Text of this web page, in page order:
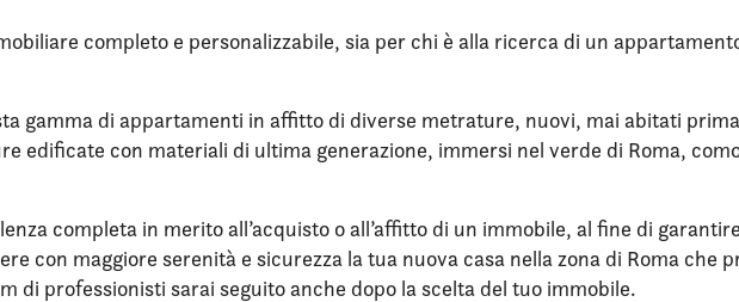
completo e personalizzabile, sia per chi è alla ricerca di un
gamma di appartamenti in affitto di diverse metrature, nuovi, mai abitati
edificate con materiali di ultima generazione, immersi nel verde di Roma,
completa in merito all’acquisto o all’affitto di un immobile, al fine di
con maggiore serenità e sicurezza la tua nuova casa nella zona di Roma che
di professionisti sarai seguito anche dopo la scelta del tuo immobile.